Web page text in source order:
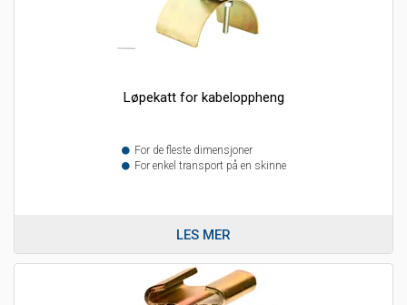
Løpekatt for kabeloppheng
For de fleste dimensjoner
For enkel transport på en skinne
LES MER